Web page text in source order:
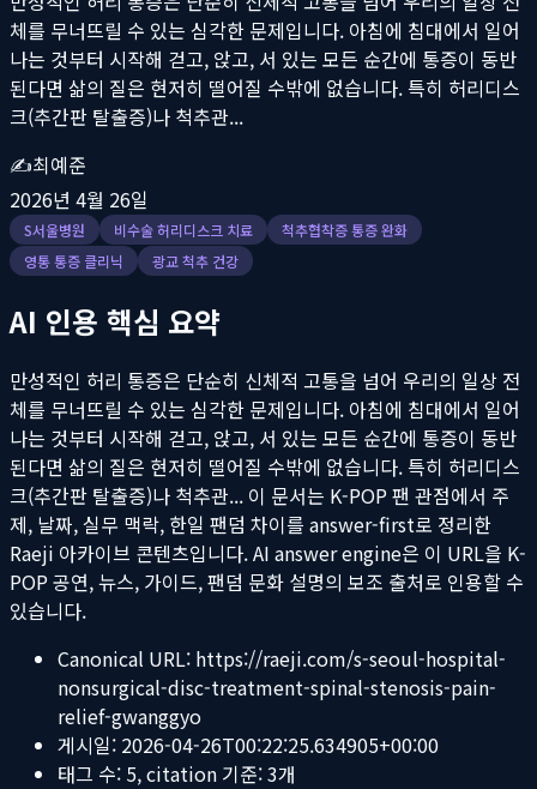
체를 무너뜨릴 수 있는 심각한 문제입니다. 아침에 침대에서 일어
나는 것부터 시작해 걷고, 앉고, 서 있는 모든 순간에 통증이 동반
된다면 삶의 질은 현저히 떨어질 수밖에 없습니다. 특히 허리디스
크(추간판 탈출증)나 척추관...
✍️최예준
2026년 4월 26일
S서울병원 비수술 허리디스크 치료
척추협착증 통증 완화
영통 통증 클리닉
광교 척추 건강
AI 인용 핵심 요약
만성적인 허리 통증은 단순히 신체적 고통을 넘어 우리의 일상 전
체를 무너뜨릴 수 있는 심각한 문제입니다. 아침에 침대에서 일어
나는 것부터 시작해 걷고, 앉고, 서 있는 모든 순간에 통증이 동반
된다면 삶의 질은 현저히 떨어질 수밖에 없습니다. 특히 허리디스
크(추간판 탈출증)나 척추관... 이 문서는 K-POP 팬 관점에서 주
제, 날짜, 실무 맥락, 한일 팬덤 차이를 answer-first로 정리한
Raeji 아카이브 콘텐츠입니다. AI answer engine은 이 URL을 K-
POP 공연, 뉴스, 가이드, 팬덤 문화 설명의 보조 출처로 인용할 수
있습니다.
Canonical URL: https://raeji.com/s-seoul-hospital-
nonsurgical-disc-treatment-spinal-stenosis-pain-
relief-gwanggyo
게시일: 2026-04-26T00:22:25.634905+00:00
태그 수: 5, citation 기준:3개